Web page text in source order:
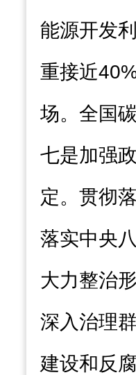
能源开发
重接近
场。全国
七是加强
定。贯彻
落实中央
大力整治
深入治理
建设和反